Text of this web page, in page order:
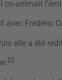
animait
avec Frédéric
elle a été
[2]